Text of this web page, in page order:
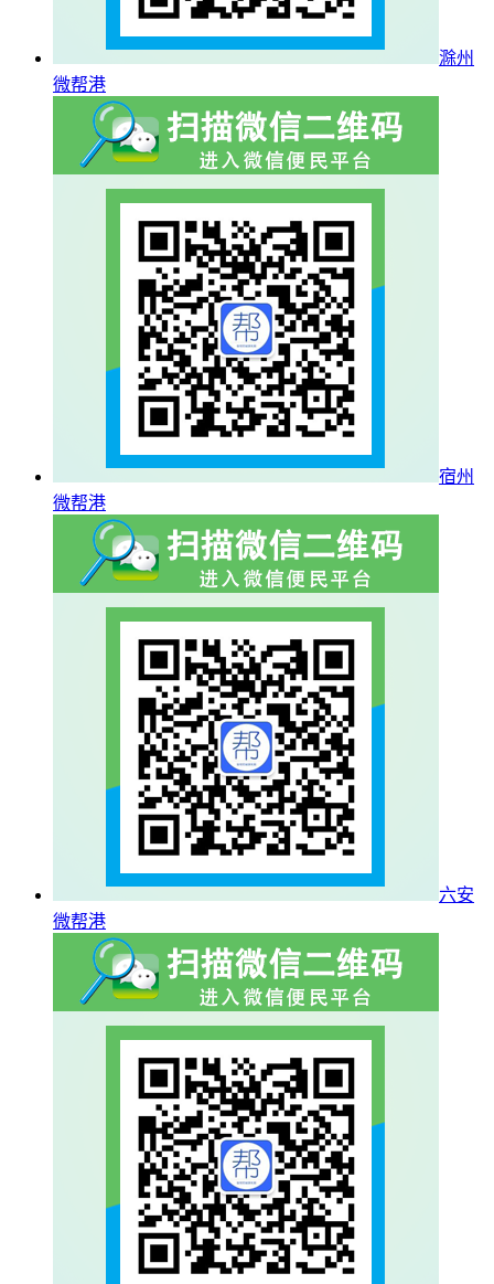
滁州
微帮港
宿州
微帮港
六安
微帮港